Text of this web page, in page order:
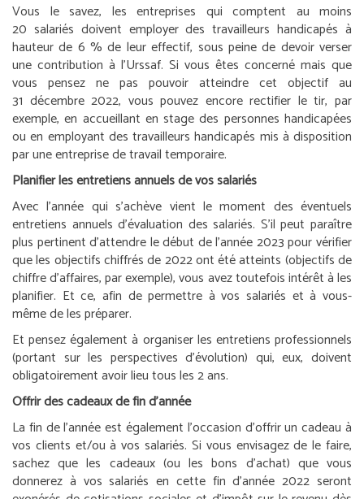
Vous le savez, les entreprises qui comptent au moins
20 salariés doivent employer des travailleurs handicapés à
hauteur de 6 % de leur effectif, sous peine de devoir verser
une contribution à l’Urssaf. Si vous êtes concerné mais que
vous pensez ne pas pouvoir atteindre cet objectif au
31 décembre 2022, vous pouvez encore rectifier le tir, par
exemple, en accueillant en stage des personnes handicapées
ou en employant des travailleurs handicapés mis à disposition
par une entreprise de travail temporaire.
Planifier les entretiens annuels de vos salariés
Avec l’année qui s’achève vient le moment des éventuels
entretiens annuels d’évaluation des salariés. S’il peut paraître
plus pertinent d’attendre le début de l’année 2023 pour vérifier
que les objectifs chiffrés de 2022 ont été atteints (objectifs de
chiffre d’affaires, par exemple), vous avez toutefois intérêt à les
planifier. Et ce, afin de permettre à vos salariés et à vous-
même de les préparer.
Et pensez également à organiser les entretiens professionnels
(portant sur les perspectives d’évolution) qui, eux, doivent
obligatoirement avoir lieu tous les 2 ans.
Offrir des cadeaux de fin d’année
La fin de l’année est également l’occasion d’offrir un cadeau à
vos clients et/ou à vos salariés. Si vous envisagez de le faire,
sachez que les cadeaux (ou les bons d’achat) que vous
donnerez à vos salariés en cette fin d’année 2022 seront